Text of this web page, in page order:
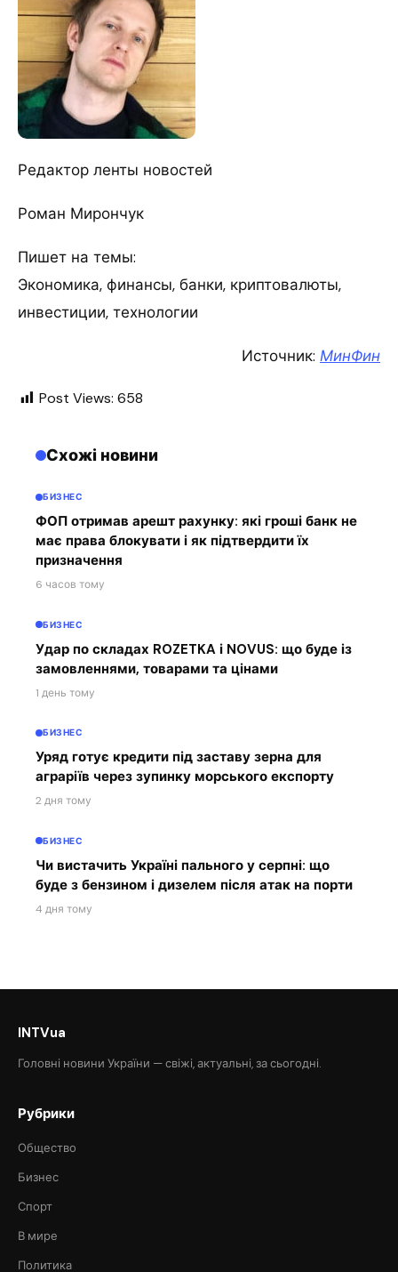
Редактор ленты новостей
Роман Мирончук
Пишет на темы:
Экономика, финансы, банки, криптовалюты,
инвестиции, технологии
Источник: МинФин
Post Views: 658
Схожі новини
БИЗНЕС
ФОП отримав арешт рахунку: які гроші банк не
має права блокувати і як підтвердити їх
призначення
6 часов тому
БИЗНЕС
Удар по складах ROZETKA і NOVUS: що буде із
замовленнями, товарами та цінами
1 день тому
БИЗНЕС
Уряд готує кредити під заставу зерна для
аграріїв через зупинку морського експорту
2 дня тому
БИЗНЕС
Чи вистачить Україні пального у серпні: що
буде з бензином і дизелем після атак на порти
4 дня тому
INTVua
Головні новини України — свіжі, актуальні, за сьогодні.
Рубрики
Общество
Бизнес
Спорт
В мире
Политика